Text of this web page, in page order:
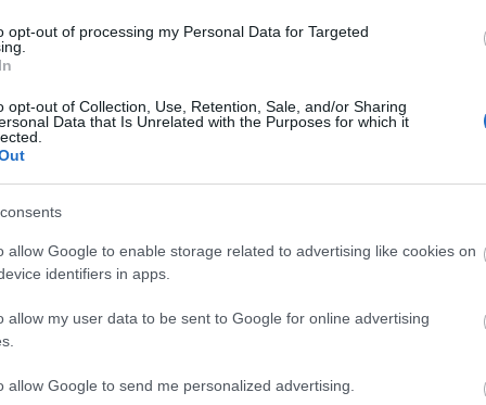
opt-out of processing my Personal Data for Targeted
opt-out of Collection, Use, Retention, Sale, and/or Sharing
Data that Is Unrelated with the Purposes for which it
allow Google to enable storage related to advertising like cookies on
identifiers in apps.
allow my user data to be sent to Google for online advertising
allow Google to send me personalized advertising.
TUDTAM ELKÉPZELNI, HOGY NE
– SZIGET-SZTORIK: LESKOVICS
zenészek mesélnek arról, hogy mit jelent nekik a Sziget.
frontembere, Leskovics Gábor, aki elárulta, hogyan tolta végig
hetes fesztivált, miért volt életre szóló élmény David Bowie
élte meg a Kispál…
fiúk